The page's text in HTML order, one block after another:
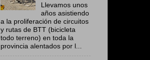
Llevamos unos
años asistiendo
a la proliferación de circuitos
y rutas de BTT (bicicleta
todo terreno) en toda la
provincia alentados por l...